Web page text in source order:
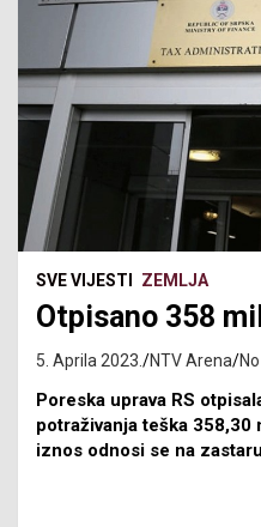
SVE VIJESTI ZEMLJA
Otpisano 358
5. Aprila 2023. NTV Arena
Poreska uprava RS
potraživanja teška 358,30
iznos odnosi se na